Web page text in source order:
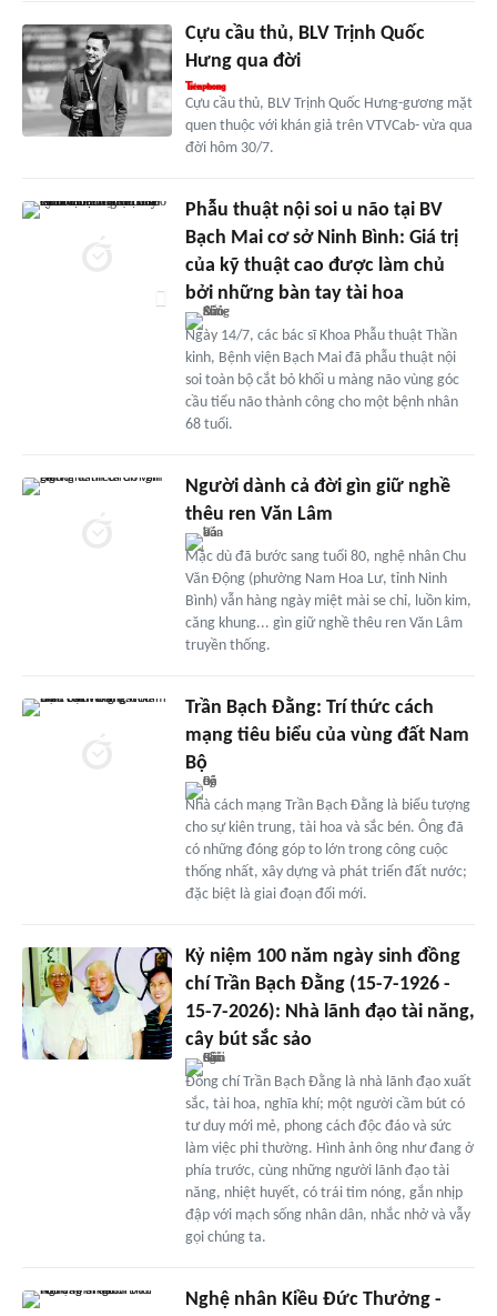
Cựu cầu thủ, BLV Trịnh Quốc
Hưng qua đời
Cựu cầu thủ, BLV Trịnh Quốc Hưng-gương mặt
quen thuộc với khán giả trên VTVCab- vừa qua
đời hôm 30/7.
Phẫu thuật nội soi u não tại BV
Bạch Mai cơ sở Ninh Bình: Giá trị
của kỹ thuật cao được làm chủ
bởi những bàn tay tài hoa
Ngày 14/7, các bác sĩ Khoa Phẫu thuật Thần
kinh, Bệnh viện Bạch Mai đã phẫu thuật nội
soi toàn bộ cắt bỏ khối u màng não vùng góc
cầu tiểu não thành công cho một bệnh nhân
68 tuổi.
Người dành cả đời gìn giữ nghề
thêu ren Văn Lâm
Mặc dù đã bước sang tuổi 80, nghệ nhân Chu
Văn Động (phường Nam Hoa Lư, tỉnh Ninh
Bình) vẫn hàng ngày miệt mài se chỉ, luồn kim,
căng khung... gìn giữ nghề thêu ren Văn Lâm
truyền thống.
Trần Bạch Đằng: Trí thức cách
mạng tiêu biểu của vùng đất Nam
Bộ
Nhà cách mạng Trần Bạch Đằng là biểu tượng
cho sự kiên trung, tài hoa và sắc bén. Ông đã
có những đóng góp to lớn trong công cuộc
thống nhất, xây dựng và phát triển đất nước;
đặc biệt là giai đoạn đổi mới.
Kỷ niệm 100 năm ngày sinh đồng
chí Trần Bạch Đằng (15-7-1926 -
15-7-2026): Nhà lãnh đạo tài năng,
cây bút sắc sảo
Đồng chí Trần Bạch Đằng là nhà lãnh đạo xuất
sắc, tài hoa, nghĩa khí; một người cầm bút có
tư duy mới mẻ, phong cách độc đáo và sức
làm việc phi thường. Hình ảnh ông như đang ở
phía trước, cùng những người lãnh đạo tài
năng, nhiệt huyết, có trái tim nóng, gắn nhịp
đập với mạch sống nhân dân, nhắc nhở và vẫy
gọi chúng ta.
Nghệ nhân Kiều Đức Thưởng -